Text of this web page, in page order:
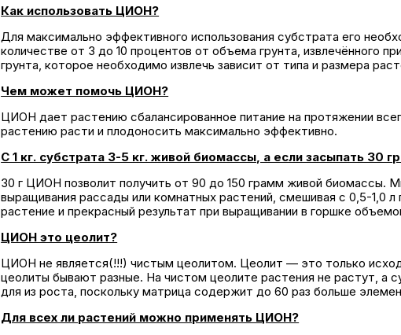
Как использовать ЦИОН?
Для максимально эффективного использования субстрата его
количестве от 3 до 10 процентов от объема грунта, извлечённого
грунта, которое необходимо извлечь зависит от типа и размера
Чем может помочь ЦИОН?
ЦИОН дает растению сбалансированное питание на протяжении
растению расти и плодоносить максимально эффективно.
С 1 кг. субстрата 3-5 кг. живой биомассы, а если засыпать 30
30 г ЦИОН позволит получить от 90 до 150 грамм живой биомассы.
выращивания рассады или комнатных растений, смешивая с 0,5-1,0
растение и прекрасный результат при выращивании в горшке
ЦИОН это цеолит?
ЦИОН не является(!!!) чистым цеолитом. Цеолит — это только
цеолиты бывают разные. На чистом цеолите растения не растут,
для из роста, поскольку матрица содержит до 60 раз больше
Для всех ли растений можно применять ЦИОН?